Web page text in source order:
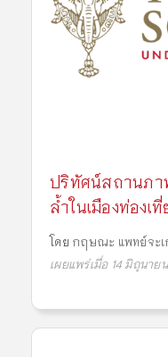
ปริทัศน์สถานภา
ล้ำในเมืองท่องเที่
โดย กฤษณะ แพทย์จะเ
เผยแพร่เมื่อ 14 มิถุนาย